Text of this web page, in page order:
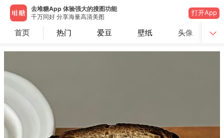
去堆糖App 体验强大的搜图功能
千万同好 分享海量高清美图
打开App
首页 热门 爱豆 壁纸 头像